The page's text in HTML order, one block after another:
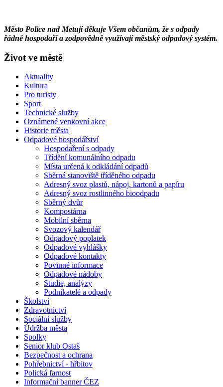
Město Police nad Metují děkuje Všem občanům, že s odpady
řádně hospodaří a zodpovědně využívají městský odpadový systém.
Život ve městě
Aktuality
Kultura
Pro turisty
Sport
Technické služby
Oznámené venkovní akce
Historie města
Odpadové hospodářství
Hospodaření s odpady
Třídění komunálního odpadu
Místa určená k odkládání odpadů
Sběrná stanoviště tříděného odpadu
Adresný svoz plastů, nápoj. kartonů a papíru
Adresný svoz rostlinného bioodpadu
Sběrný dvůr
Kompostárna
Mobilní sběrna
Svozový kalendář
Odpadový poplatek
Odpadové vyhlášky
Odpadové kontakty
Povinné informace
Odpadové nádoby
Studie, analýzy
Podnikatelé a odpady
Školství
Zdravotnictví
Sociální služby
Údržba města
Spolky
Senior klub Ostaš
Bezpečnost a ochrana
Pohřebnictví - hřbitov
Polická farnost
Informační banner ČEZ